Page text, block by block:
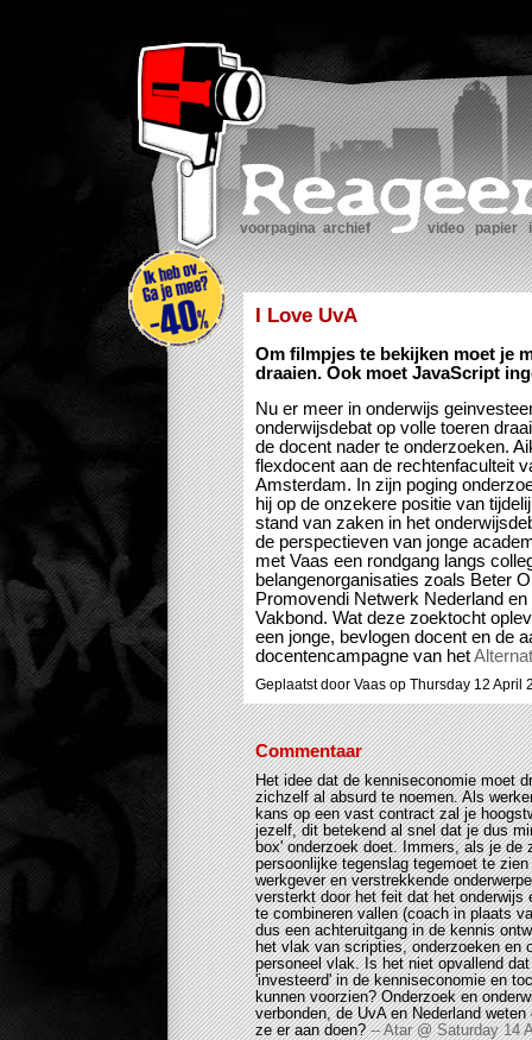
voorpagina archief video papier
I Love UvA
Om filmpjes te bekijken moet je
draaien. Ook moet JavaScript
Nu er meer in onderwijs
onderwijsdebat op volle toeren
de docent nader te onderzoeken.
flexdocent aan de rechtenfaculteit
Amsterdam. In zijn poging
hij op de onzekere positie van
stand van zaken in het
de perspectieven van jonge
met Vaas een rondgang langs
belangenorganisaties zoals Beter
Promovendi Netwerk Nederland
Vakbond. Wat deze zoektocht
een jonge, bevlogen docent en de
docentencampagne van het
Geplaatst door Vaas op Thursday 12 April
Commentaar
Het idee dat de kenniseconomie moet
zichzelf al absurd te noemen. Als
kans op een vast contract zal je
jezelf, dit betekend al snel dat je dus
box' onderzoek doet. Immers, als je de
persoonlijke tegenslag tegemoet te
werkgever en verstrekkende
versterkt door het feit dat het onderwijs
te combineren vallen (coach in plaats
dus een achteruitgang in de kennis
het vlak van scripties, onderzoeken en
personeel vlak. Is het niet opvallend
'investeerd' in de kenniseconomie en
kunnen voorzien? Onderzoek en
verbonden, de UvA en Nederland
ze er aan doen?-- Atar @ Saturday 14